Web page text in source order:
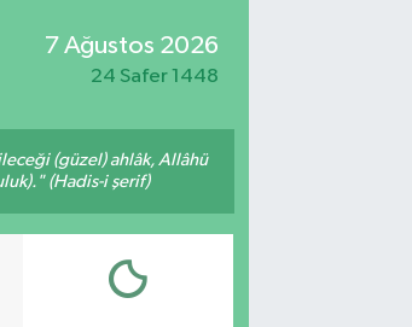
7 Ağustos 2026
24 Safer 1448
(güzel) ahlâk, Allâhü
(Hadis-i şerif)